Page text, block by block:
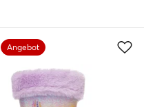
Angebot